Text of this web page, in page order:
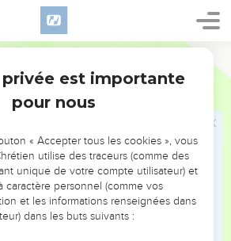
et leur troupe, Les chefs de Zabulon,
ordonne que tu sois puissant ; Affermis,
pour nous !
tu règnes sur Jérusalem ; Les rois
l'animal des roseaux, La troupe des
des peuples, Qui se prosternent
! Disperse les peuples qui prennent
est importante
pour nous
« Accepter tous les cookies », vous
utilise des traceurs (comme des
unique de votre compte utilisateur) et
caractère personnel (comme vos
et les informations renseignées dans
dans les buts suivants :